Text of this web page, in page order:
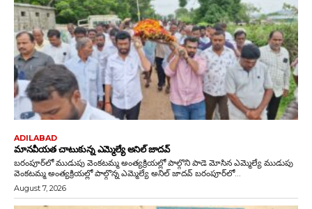
ADILABAD
మానవీయత చాటుకున్న ఎమ్మెల్యే అనిల్ జాదవ్
బరంపూర్‌లో ముడుపు వెంకటమ్మ అంత్యక్రియల్లో పాల్గొని పాడె మోసిన ఎమ్మెల్యే ముడుపు
వెంకటమ్మ అంత్యక్రియల్లో పాల్గొన్న ఎమ్మెల్యే అనిల్ జాదవ్ బరంపూర్‌లో...
August 7, 2026